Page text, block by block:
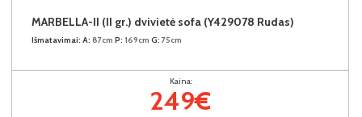
MARBELLA-II (II gr.) dvivietė sofa (Y429078 Rudas)
Išmatavimai: A: 87cm P: 169cm G: 75cm
Kaina:
249€